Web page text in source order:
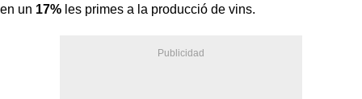
en un 17% les primes a la producció de vins.